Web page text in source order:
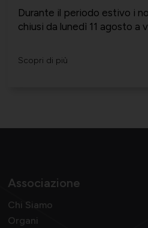
Durante il periodo estivo i
chiusi da lunedì 11 agosto a
Scopri di più
Associazione
Chi Siamo
Organi